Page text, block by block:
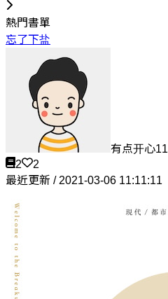
熱門書單
忘了下盐
有点开心11
2
2
最近更新 / 2021-03-06 11:11:11